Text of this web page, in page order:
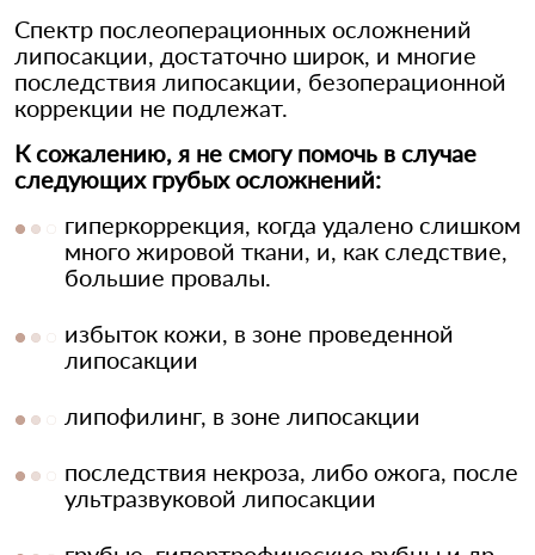
Спектр послеоперационных осложнений
липосакции, достаточно широк, и многие
последствия липосакции, безоперационной
коррекции не подлежат.
К сожалению, я не смогу помочь в случае
следующих грубых осложнений:
гиперкоррекция, когда удалено слишком
много жировой ткани, и, как следствие,
большие провалы.
избыток кожи, в зоне проведенной
липосакции
липофилинг, в зоне липосакции
последствия некроза, либо ожога, после
ультразвуковой липосакции